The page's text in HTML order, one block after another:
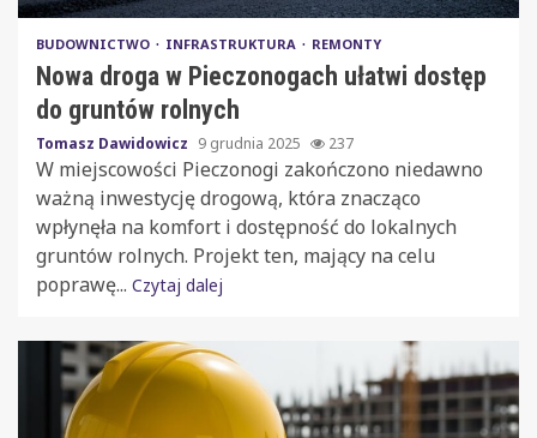
BUDOWNICTWO INFRASTRUKTURA REMONTY
Nowa droga w Pieczonogach ułatwi dostęp
do gruntów rolnych
Tomasz Dawidowicz 9 grudnia 2025 237
W miejscowości Pieczonogi zakończono niedawno
ważną inwestycję drogową, która znacząco
wpłynęła na komfort i dostępność do lokalnych
gruntów rolnych. Projekt ten, mający na celu
poprawę... Czytaj dalej